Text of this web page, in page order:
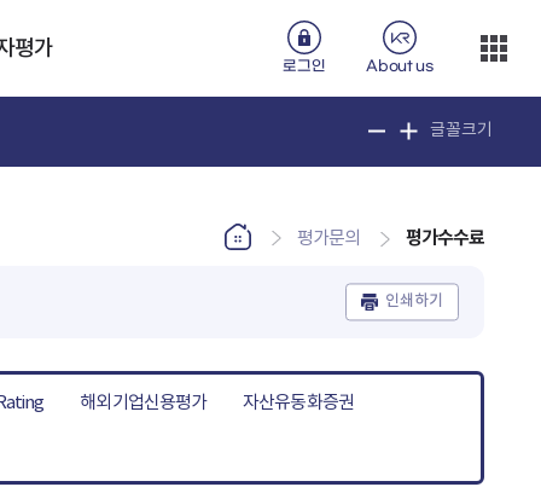
평가
로그인 About us
글꼴크기
평가문의 평가수수료
인쇄하기
해외기업신용평가 자산유동화증권